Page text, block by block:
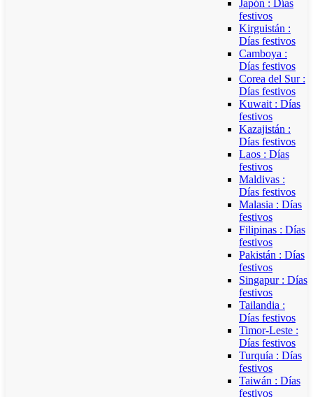
Japón : Días
festivos
Kirguistán :
Días festivos
Camboya :
Días festivos
Corea del Sur :
Días festivos
Kuwait : Días
festivos
Kazajistán :
Días festivos
Laos : Días
festivos
Maldivas :
Días festivos
Malasia : Días
festivos
Filipinas : Días
festivos
Pakistán : Días
festivos
Singapur : Días
festivos
Tailandia :
Días festivos
Timor-Leste :
Días festivos
Turquía : Días
festivos
Taiwán : Días
festivos